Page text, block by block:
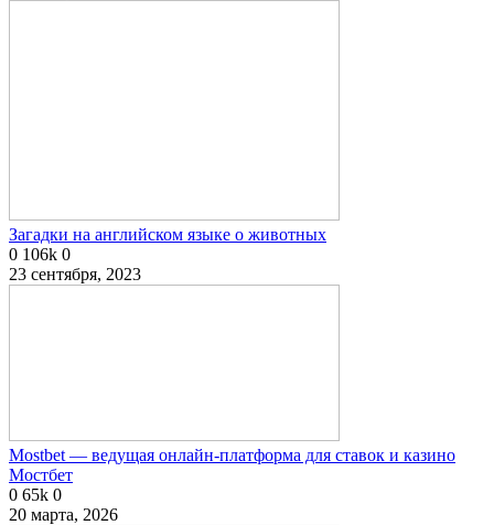
Загадки на английском языке о животных
0 106k 0
23 сентября, 2023
Mostbet — ведущая онлайн-платформа для ставок и казино
Мостбет
0 65k 0
20 марта, 2026